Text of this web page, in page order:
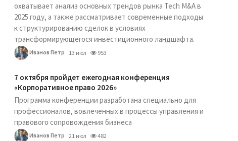
охватывает анализ основных трендов рынка Tech M&A в
2025 году, а также рассматривает современные подходы
к структурированию сделок в условиях
трансформирующегося инвестиционного ландшафта.
Иванов Петр 13 июл 953
7 октября пройдет ежегодная конференция
«Корпоративное право 2026»
Программа конференции разработана специально для
профессионалов, вовлеченных в процессы управления и
правового сопровождения бизнеса
Иванов Петр 21 июл 482